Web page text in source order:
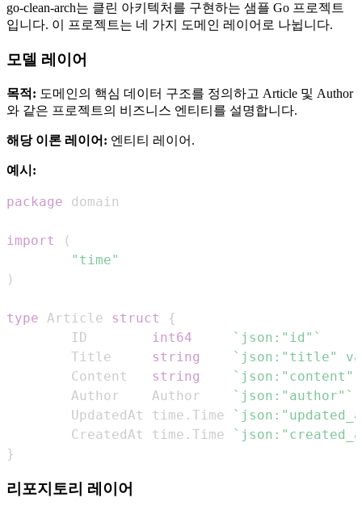
go-clean-arch는 클린 아키텍처를 구현하는 샘플 Go 프로젝트
입니다. 이 프로젝트는 네 가지 도메인 레이어로 나뉩니다.
모델 레이어
목적: 도메인의 핵심 데이터 구조를 정의하고 Article 및 Author
와 같은 프로젝트의 비즈니스 엔티티를 설명합니다.
해당 이론 레이어: 엔티티 레이어.
예시:
package
import
(
"time"
)
type Article struct
{
        ID
int64
`json:"id"`
        Title
string
`json:"title"
        Content
string
        Author    Author
`json:"author"`
        UpdatedAt time
. Time
        CreatedAt time
. Time
}
리포지토리 레이어